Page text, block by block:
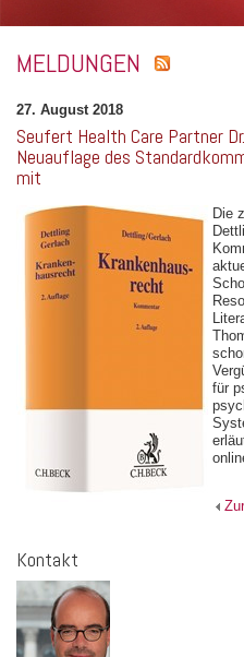
MELDUNGEN
27. August 2018
Seufert Health Care Partner
Neuauflage des
mit
Die
für
Kontakt